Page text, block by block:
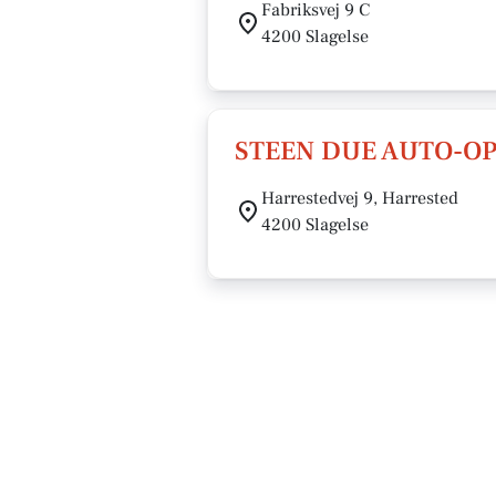
Fabriksvej 9 C
4200 Slagelse
STEEN DUE AUTO-
Harrestedvej 9, Harrested
4200 Slagelse